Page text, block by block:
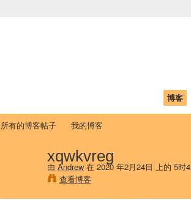
博客
所有的博客帖子 我的博客
xqwkvreg
由 Andrew在 2020 年2月24日 上的 5时
查看博客